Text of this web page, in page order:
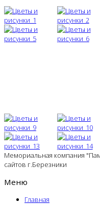
Мемориальная компания
сайтов г.Березники
Меню
Главная